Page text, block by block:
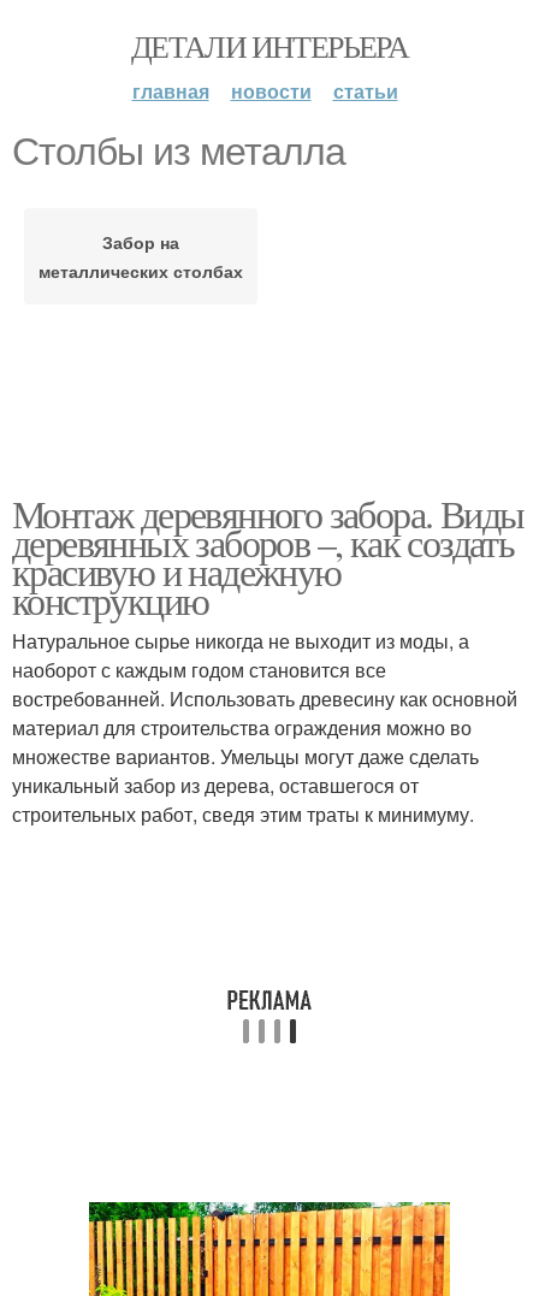
ДЕТАЛИ ИНТЕРЬЕРА
главная новости статьи
Столбы из металла
Забор на
металлических столбах
Монтаж деревянного забора. Виды
деревянных заборов –, как создать
красивую и надежную
конструкцию
Натуральное сырье никогда не выходит из моды, а
наоборот с каждым годом становится все
востребованней. Использовать древесину как основной
материал для строительства ограждения можно во
множестве вариантов. Умельцы могут даже сделать
уникальный забор из дерева, оставшегося от
строительных работ, сведя этим траты к минимуму.